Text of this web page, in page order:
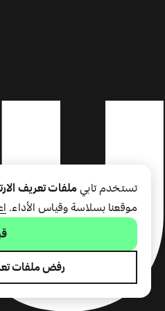
تستخدم تابي ملفات تعريف
موقعنا بسلاسة وقياس الأداء.
رفض ملفات